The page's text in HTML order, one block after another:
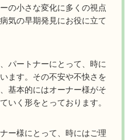
の小さな変化に多くの視点
気の早期発見にお役に立て
パートナーにとって、時に
ます。その不安や不快さを
基本的にはオーナー様がそ
いく形をとっております。
ー様にとって、時にはご理